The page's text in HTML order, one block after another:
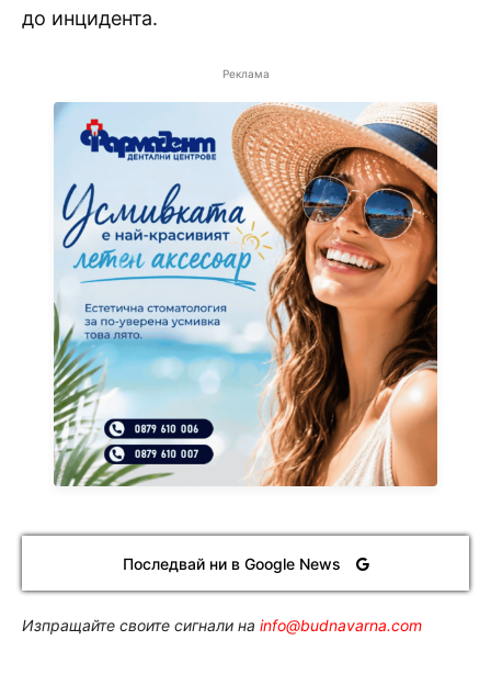
до инцидента.
Реклама
Последвай ни в Google News
Изпращайте своите сигнали на info@budnavarna.com